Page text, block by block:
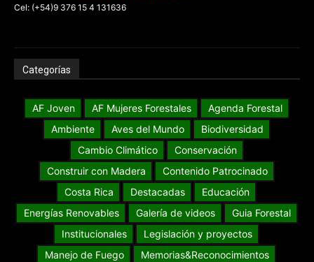
Cel: (+54)9 376 15 4 131636
Categorías
AF Joven AF Mujeres Forestales
Agenda Forestal
Ambiente
Aves del Mundo
Biodiversidad
Cambio Climático
Conservación
Construir con Madera
Contenido Patrocinado
Costa Rica
Destacadas
Educación
Energías Renovables
Galería de videos
Guia Forestal
Institucionales
Legislación y proyectos
Manejo de Fuego
Memorias&Reconocimientos